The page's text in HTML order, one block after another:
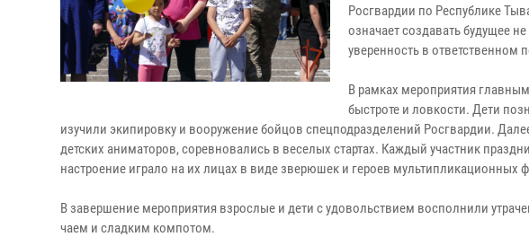
Росгвардии по Республике
означает создавать будущее
уверенность в
В рамках мероприятия
быстроте и ловкости. Дети
изучили экипировку и вооружение бойцов спецподразделений Росгвардии.
детских аниматоров, соревновались в веселых стартах. Каждый участник
настроение играло на их лицах в виде зверюшек и героев мультипликационных
В завершение мероприятия взрослые и дети с удовольствием восполнили
чаем и сладким компотом.